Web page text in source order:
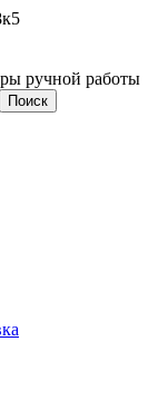
ручной работы
Поиск